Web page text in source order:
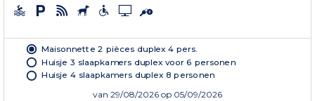
Maisonnette 2 pièces duplex 4 pers.
Huisje 3 slaapkamers duplex voor 6 personen
Huisje 4 slaapkamers duplex 8 personen
van 29/08/2026 op 05/09/2026